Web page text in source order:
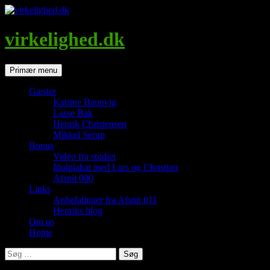
Hop
indhold
virkelighed.dk
SøgPrimær menu
Gæster
Katrine Baunvig
Lasse Bak
Henrik Christensen
Mikkel Serup
Bonus
Video fra studiet
Idolplakat med Lars og Christian
Afsnit 000
Links
Anbefalinger fra Afsnit 011
Henriks blog
Om os
Home
Søg
efter: